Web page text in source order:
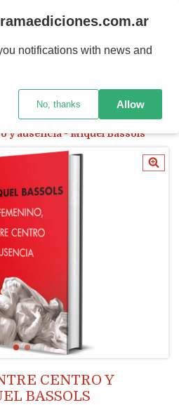
Y GÉNERO /
y ausencia - Miquel Bassols
CENTRO Y
BASSOLS
notifications with news and
No, thanks Allow